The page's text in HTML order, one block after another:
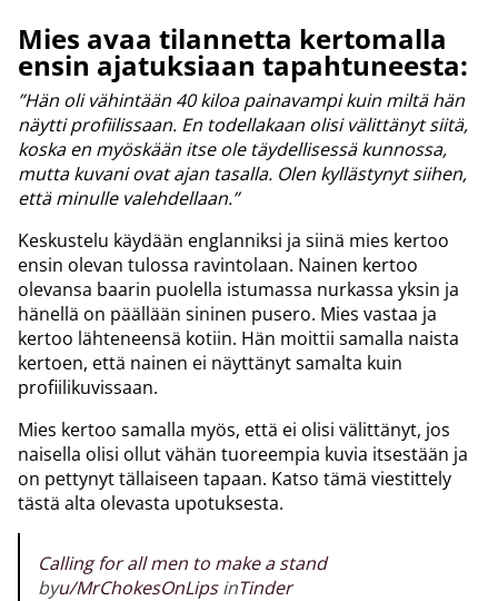
Mies avaa tilannetta kertomalla
ensin ajatuksiaan tapahtuneesta:
”Hän oli vähintään 40 kiloa painavampi kuin miltä hän
näytti profiilissaan. En todellakaan olisi välittänyt siitä,
koska en myöskään itse ole täydellisessä kunnossa,
mutta kuvani ovat ajan tasalla. Olen kyllästynyt siihen,
että minulle valehdellaan.”
Keskustelu käydään englanniksi ja siinä mies kertoo
ensin olevan tulossa ravintolaan. Nainen kertoo
olevansa baarin puolella istumassa nurkassa yksin ja
hänellä on päällään sininen pusero. Mies vastaa ja
kertoo lähteneensä kotiin. Hän moittii samalla naista
kertoen, että nainen ei näyttänyt samalta kuin
profiilikuvissaan.
Mies kertoo samalla myös, että ei olisi välittänyt, jos
naisella olisi ollut vähän tuoreempia kuvia itsestään ja
on pettynyt tällaiseen tapaan. Katso tämä viestittely
tästä alta olevasta upotuksesta.
Calling for all men to make a stand
byu/MrChokesOnLipsinTinder